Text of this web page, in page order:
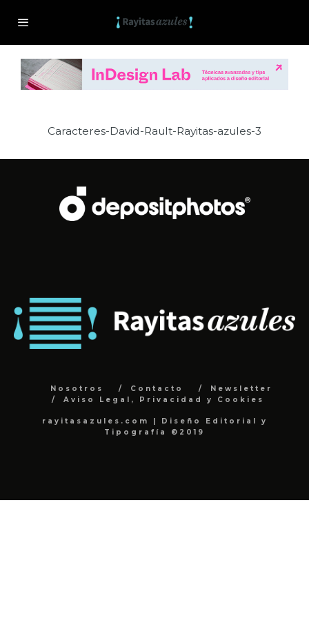
Caracteres-David-Rault-Rayitas-azules-3
Nosotros Contacto
Newsletter
Aviso Legal, Privacidad y Cookies
rayitasazules.com | Diseño Editorial y
Tipografía ©2019